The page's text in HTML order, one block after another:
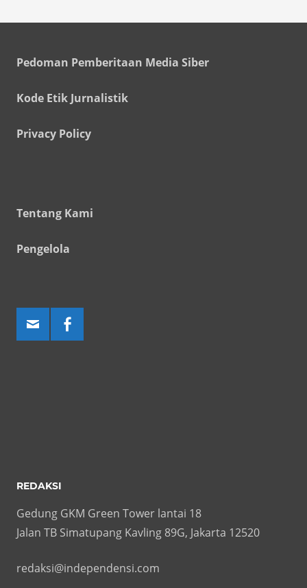
Pedoman Pemberitaan Media Siber
Kode Etik Jurnalistik
Privacy Policy
Tentang Kami
Pengelola
REDAKSI
Gedung GKM Green Tower lantai 18
Jalan TB Simatupang Kavling 89G, Jakarta 12520
redaksi@independensi.com